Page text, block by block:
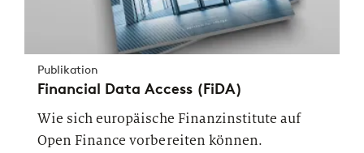
Publikation
Financial Data Access (FiDA)
Wie sich europäische Finanzinstitute auf
Open Finance vorbereiten können.